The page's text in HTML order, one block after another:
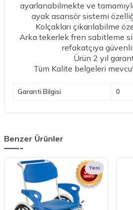
ayarlanabilmekte ve
ayak asansör sistemi
Kolçakları çıkarılabilme
Arka tekerlek fren sabitleme
refakatçıya
Ürün 2 yıl
Tüm Kalite belgeleri
Garanti Bilgisi 0
Benzer Ürünler
Yeni